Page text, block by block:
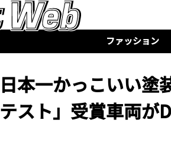
ファッション
日本一かっこいい塗
テスト」受賞車両が